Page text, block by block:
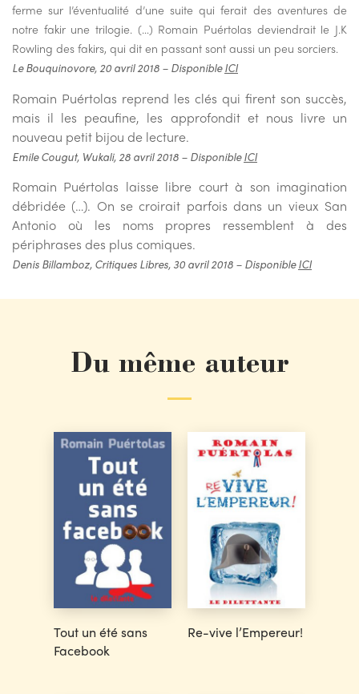
ferme sur l’éventualité d’une suite qui ferait des aventures de
notre fakir une trilogie. (…) Romain Puértolas deviendrait le J.K
Rowling des fakirs, qui dit en passant sont aussi un peu sorciers.
Le Bouquinovore, 20 avril 2018 – DisponibleICI
Romain Puértolas reprend les clés qui firent son succès,
mais il les peaufine, les approfondit et nous livre un
nouveau petit bijou de lecture.
Emile Cougut, Wukali, 28 avril 2018 – DisponibleICI
Romain Puértolas laisse libre court à son imagination
débridée (…). On se croirait parfois dans un vieux San
Antonio où les noms propres ressemblent à des
périphrases des plus comiques.
Denis Billamboz, Critiques Libres, 30 avril 2018 – DisponibleICI
Du même auteur
Tout un été sans
Facebook
Re-vive l’Empereur!